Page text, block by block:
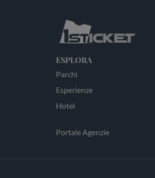
ESPLORA
Parchi
Esperienze
Hotel
Portale Agenzie